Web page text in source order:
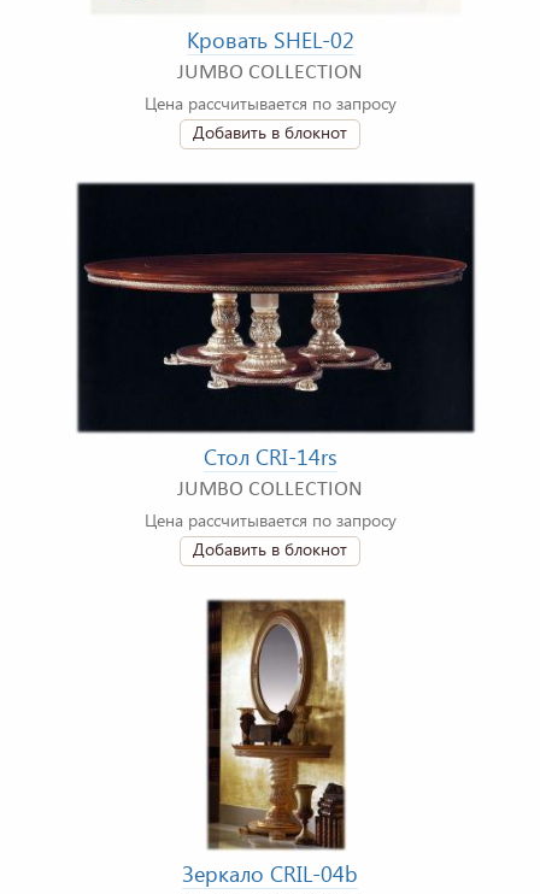
Кровать SHEL-02
JUMBO COLLECTION
Цена рассчитывается по запросу
Добавить в блокнот
Стол CRI-14rs
JUMBO COLLECTION
Цена рассчитывается по запросу
Добавить в блокнот
Зеркало CRIL-04b